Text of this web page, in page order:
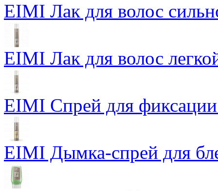
EIMI Лак для волос
EIMI Лак для волос
EIMI Спрей для
EIMI Дымка-спрей для